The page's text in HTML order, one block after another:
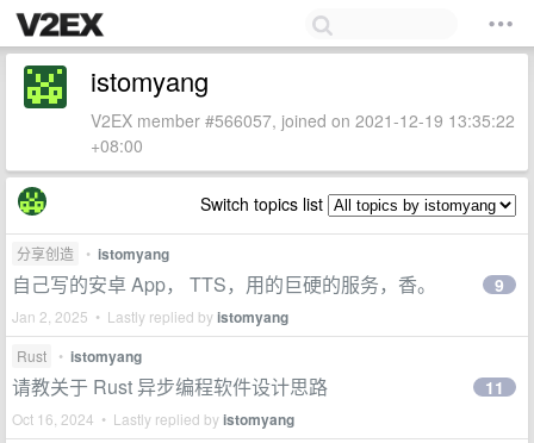
istomyang
V2EX member #566057, joined on 2021-12-19 13:35:22
+08:00
Switch topics list
分享创造 • istomyang
自己写的安卓 App， TTS，用的巨硬的服务，香。
Jan 2, 2025 • Lastly replied byistomyang
9
Rust • istomyang
请教关于 Rust 异步编程软件设计思路
Oct 16, 2024 • Lastly replied byistomyang
11